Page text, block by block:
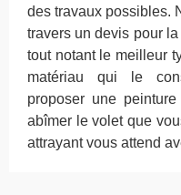
des travaux possibles.
travers un devis pour
tout notant le meilleur
matériau qui le
proposer une
abîmer le volet que
attrayant vous attend